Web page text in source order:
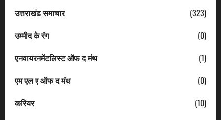
उत्तराखंड समाचार
(323)
उम्मीद के रंग
(0)
एनवायरनमेंटलिस्ट ऑफ द मंथ
(1)
एम एल ए ऑफ द मंथ
(0)
करियर
(10)